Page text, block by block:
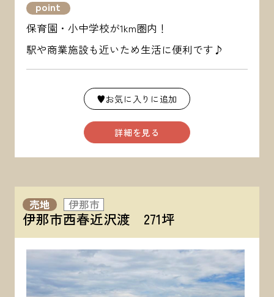
point
保育園・小中学校が1km圏内！
駅や商業施設も近いため生活に便利です♪
♥お気に入りに追加
詳細を見る
売地 伊那市
伊那市西春近沢渡 271坪